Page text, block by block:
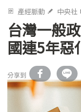
產經脈動 中央社
台灣一般
國連5年惡
分享到